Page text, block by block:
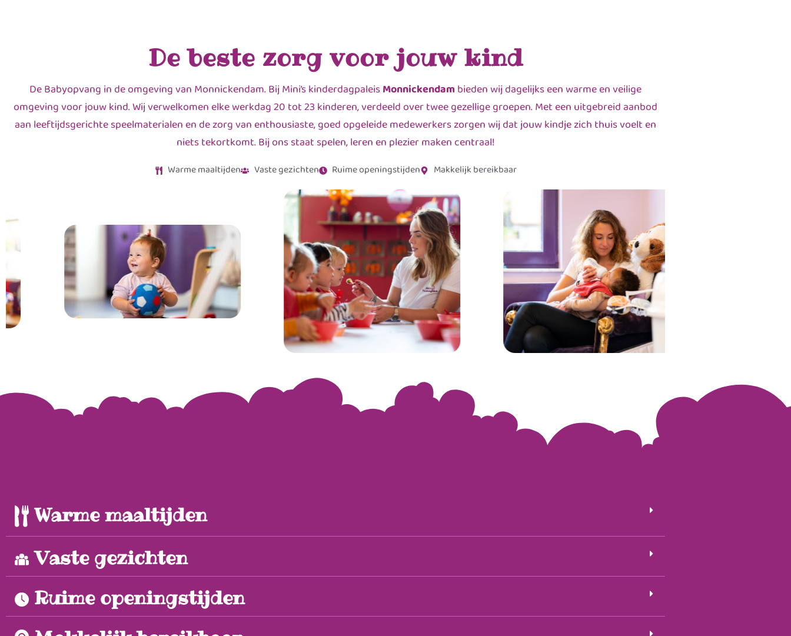
De beste zorg voor jouw kind
De Babyopvang in de omgeving van Monnickendam. Bij Mini’s kinderdagpaleisMonnickendam bieden wij dagelijks een warme en veilige
omgeving voor jouw kind. Wij verwelkomen elke werkdag 20 tot 23 kinderen, verdeeld over twee gezellige groepen. Met een uitgebreid aanbod
aan leeftijdsgerichte speelmaterialen en de zorg van enthousiaste, goed opgeleide medewerkers zorgen wij dat jouw kindje zich thuis voelt en
niets tekortkomt. Bij ons staat spelen, leren en plezier maken centraal!
Warme maaltijden Vaste gezichten Ruime openingstijden Makkelijk bereikbaar
Warme maaltijden
Vaste gezichten
Ruime openingstijden